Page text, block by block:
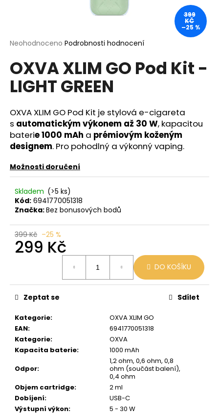
Průměrné
produktu
je
0,0
hvězdiček.
Neohodnoceno Podrobnosti hodnocení
OXVA XLIM GO Pod Kit -
LIGHT GREEN
OXVA XLIM GO Pod Kit je stylová e-cigareta
s automatickým výkonem až 30 W, kapacitou
baterie 1000 mAh a prémiovým koženým
designem. Pro pohodlný a výkonný vaping.
Možnosti doručení
Skladem (>5 ks)
Kód: 6941770051318
Značka:Bez bonusových bodů
399 Kč –25 %
299 Kč
DO KOŠÍKU
Kategorie:
OXVA XLIM GO
EAN:
6941770051318
Kategorie:
OXVA
Kapacita baterie:
1000 mAh
Odpor:
1,2 ohm, 0,6 ohm, 0,8
ohm (součást balení),
0,4 ohm
Objem cartridge:
2 ml
Dobíjení:
USB-C
Výstupní výkon:
5 - 30 W
Zeptat se Sdílet
399
KČ
–25 %
í
t
?
HLEDAT
o
p
o
u
č
u
PASSION
FRUIT
59
Kč
99